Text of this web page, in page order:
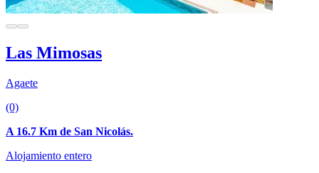
Las Mimosas
Agaete
(0)
A 16.7 Km de San Nicolás.
Alojamiento entero